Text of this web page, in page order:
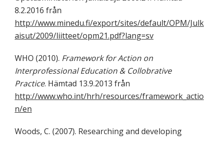
8.2.2016 från
http://www.minedu.fi/export/sites/default/OPM/Julk
aisut/2009/liitteet/opm21.pdf?lang=sv
WHO (2010). Framework for Action on
Interprofessional Education & Collobrative
Practice. Hämtad 13.9.2013 från
http://www.who.int/hrh/resources/framework_actio
n/en
Woods, C. (2007). Researching and developing